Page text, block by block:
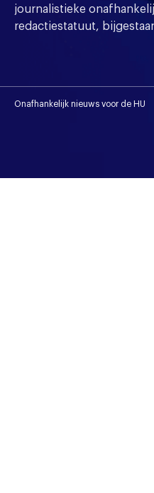
journalistieke
redactiestatuut,
Onafhankelijk nieuws voor de HU